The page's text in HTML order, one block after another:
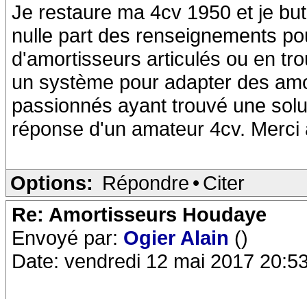
Je restaure ma 4cv 1950 et je
nulle part des renseignements
d'amortisseurs articulés ou en
un système pour adapter des
passionnés ayant trouvé une
réponse d'un amateur 4cv. Merci
Options: Répondre • Citer
Re: Amortisseurs Houdaye
Envoyé par: Ogier Alain ()
Date: vendredi 12 mai 2017